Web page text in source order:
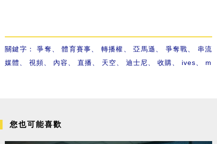
關鍵字：爭奪、體育賽事、 轉播權、亞馬遜、 爭奪戰、 串流
媒體、 視頻、 內容、 直播、 天空、 迪士尼、 收購、 ives、 m
您也可能喜歡